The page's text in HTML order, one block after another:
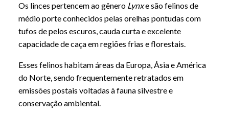
Os linces pertencem ao gênero Lynxe são felinos de
médio porte conhecidos pelas orelhas pontudas com
tufos de pelos escuros, cauda curta e excelente
capacidade de caça em regiões frias e florestais.
Esses felinos habitam áreas da Europa, Ásia e América
do Norte, sendo frequentemente retratados em
emissões postais voltadas à fauna silvestre e
conservação ambiental.